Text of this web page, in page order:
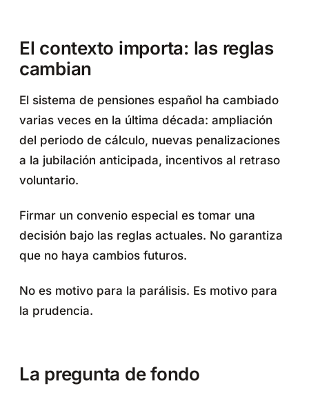
El contexto importa: las reglas
cambian
El sistema de pensiones español ha cambiado
varias veces en la última década: ampliación
del periodo de cálculo, nuevas penalizaciones
a la jubilación anticipada, incentivos al retraso
voluntario.
Firmar un convenio especial es tomar una
decisión bajo las reglas actuales. No garantiza
que no haya cambios futuros.
No es motivo para la parálisis. Es motivo para
la prudencia.
La pregunta de fondo